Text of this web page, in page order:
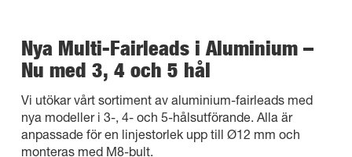
Nya Multi-Fairleads i Aluminium –
Nu med 3, 4 och 5 hål
Vi utökar vårt sortiment av aluminium-fairleads med
nya modeller i 3-, 4- och 5-hålsutförande. Alla är
anpassade för en linjestorlek upp till Ø12 mm och
monteras med M8-bult.